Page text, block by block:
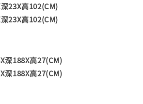
23X高102(CM)
23X高102(CM)
深188X高27(CM)
深188X高27(CM)